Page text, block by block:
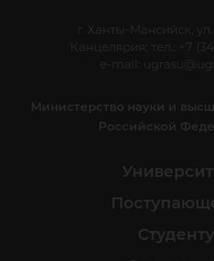
г. Ханты-Мансийск, ул.
Канцелярия: тел.: +7
e-mail:
Министерство науки и
Российской
Студенту